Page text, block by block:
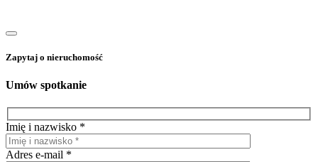
Zapytaj o nieruchomość
Umów spotkanie
Imię i nazwisko *
Adres e-mail *